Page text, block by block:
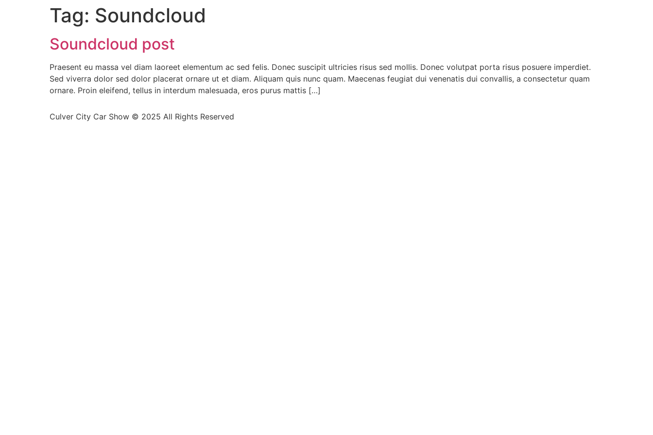
Tag: Soundcloud
Soundcloud post
Praesent eu massa vel diam laoreet elementum ac sed felis. Donec suscipit ultricies risus sed mollis. Donec volutpat porta risus posuere imperdiet.
Sed viverra dolor sed dolor placerat ornare ut et diam. Aliquam quis nunc quam. Maecenas feugiat dui venenatis dui convallis, a consectetur quam
ornare. Proin eleifend, tellus in interdum malesuada, eros purus mattis […]
Culver City Car Show © 2025 All Rights Reserved